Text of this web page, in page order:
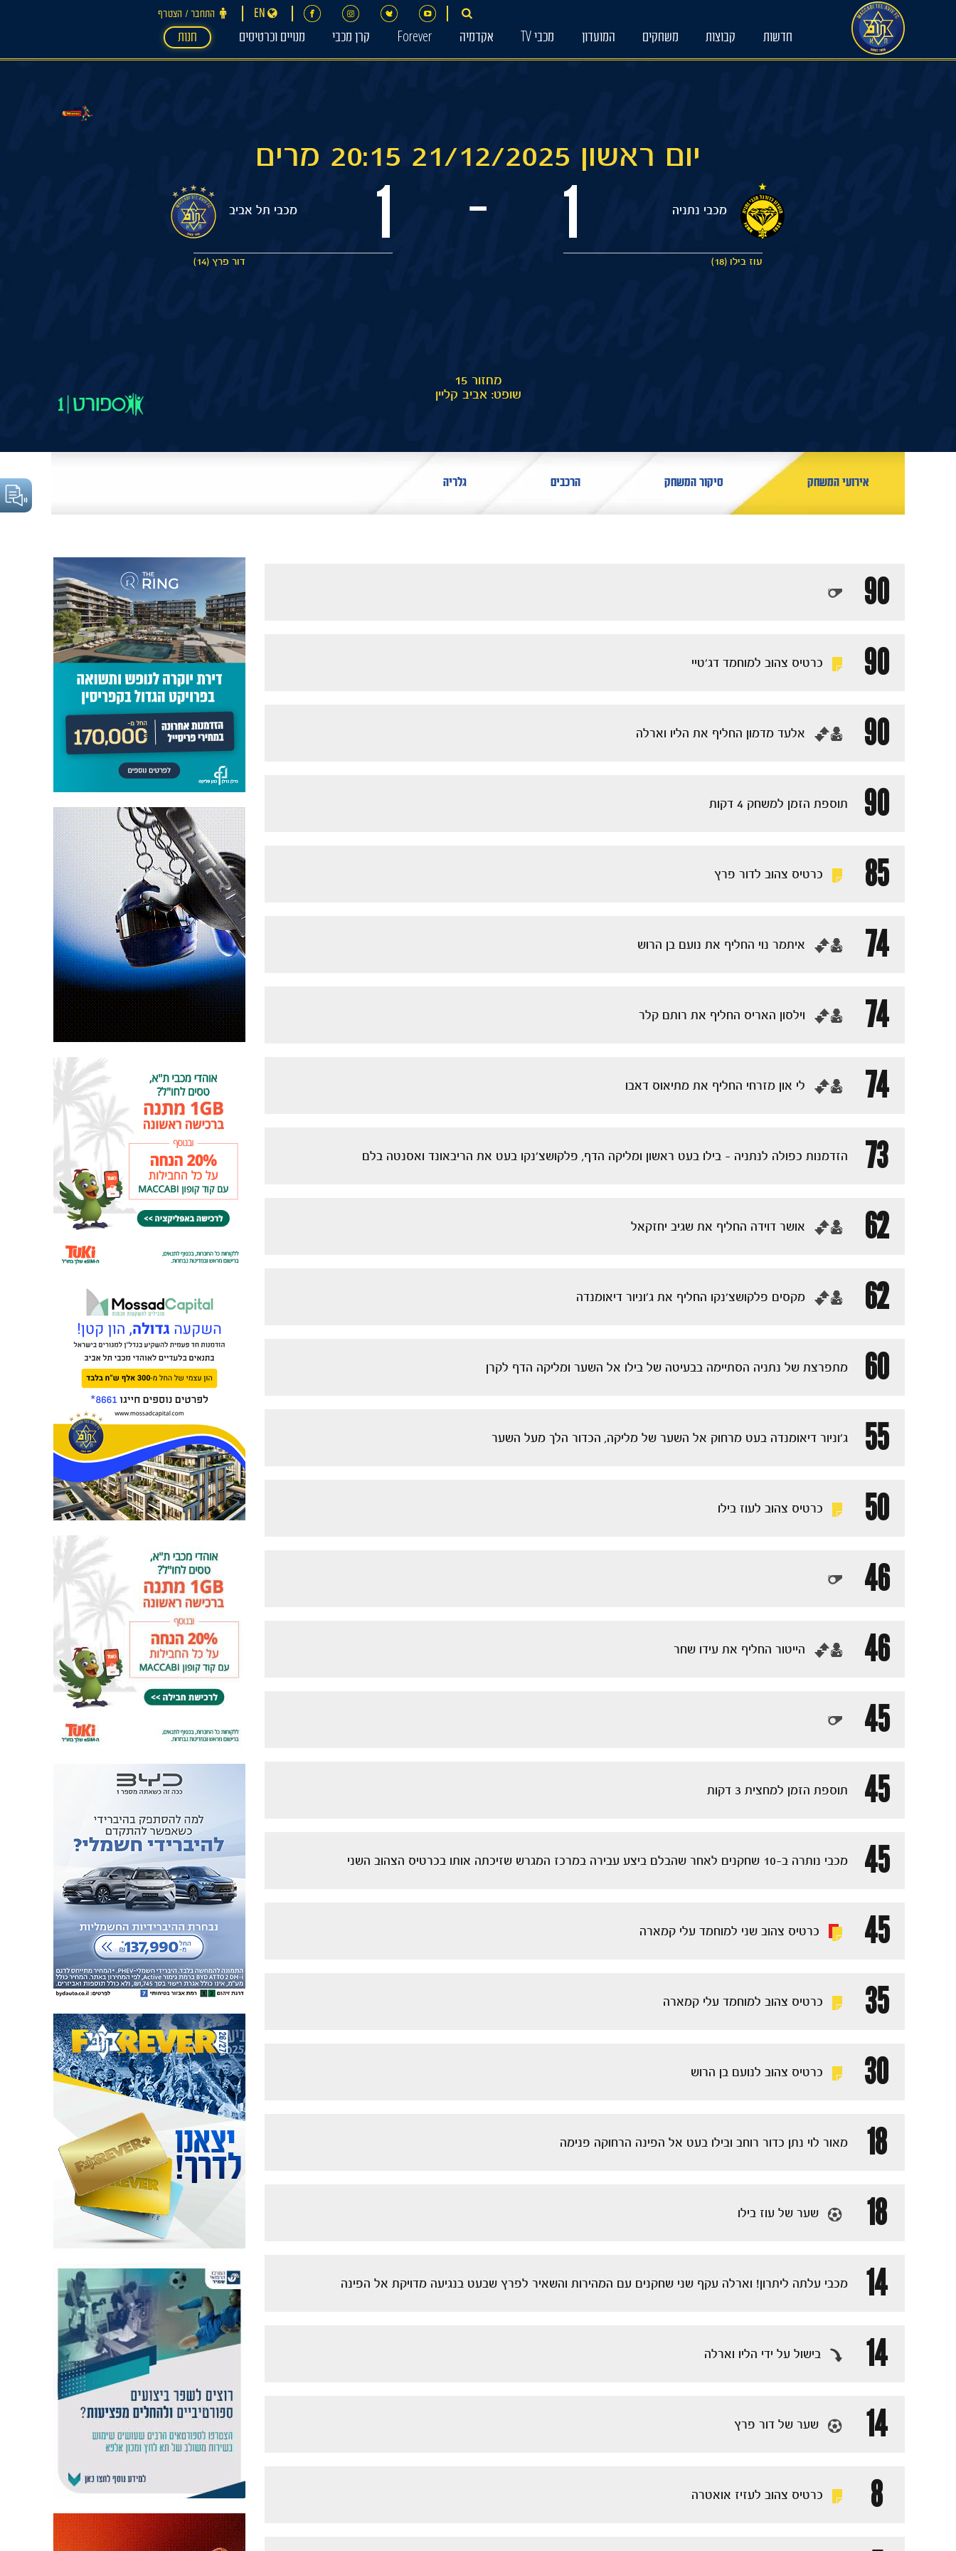
התחבר ‪/‬ הצטרף EN
חדשות קבוצות משחקים המועדון מכבי TV אקדמיה Forever קרן מכבי מנויים וכרטיסים חנות
יום ראשון 21/12/2025 20:15 מרים
מכבי תל אביב 1 מכבי נתניה 1
-
דור פרץ (14) עוז בילו (18)
מחזור 15
שופט: אביב קליין
אירועי המשחק סיקור המשחק הרכבים גלריה
90
90
כרטיס צהוב למוחמד דג'טיי
90 ‏אלעד מדמון החליף את הליו וארלה
90 תוספת הזמן למשחק 4 דקות
85 כרטיס צהוב לדור פרץ
74 ‏איתמר נוי החליף את נועם בן הרוש
74 ‏וילסון האריס החליף את רותם קלר
74 ‏לי און מזרחי החליף את מתיאוס דאבו
73 הזדמנות כפולה לנתניה - בילו בעט ראשון ומליקה הדף, פלקושצ׳נקו בעט את הריבאונד ואסנטה בלם
62 ‏אושר דוידה החליף את שגיב יחזקאל
62 ‏מקסים פלקושצ'נקו החליף את ג׳וניור דיאומנדה
60 מתפרצת של נתניה הסתיימה בבעיטה של בילו אל השער ומליקה הדף לקרן
55 ג׳וניור דיאומנדה בעט מרחוק אל השער של מליקה, הכדור הלך מעל השער
50 כרטיס צהוב לעוז בילו
46
46
‏הייטור החליף את עידו שחר
45
45
תוספת הזמן למחצית 3 דקות
45 מכבי נותרה ב-10 שחקנים לאחר שהבלם ביצע עבירה במרכז המגרש שזיכתה אותו בכרטיס הצהוב השני
45 כרטיס צהוב שני למוחמד עלי קמארה
35 כרטיס צהוב למוחמד עלי קמארה
30 כרטיס צהוב לנועם בן הרוש
18 מאור לוי נתן כדור רוחב ובילו בעט אל הפינה הרחוקה פנימה
18 שער של עוז בילו
14 מכבי עלתה ליתרון! וארלה עקף שני שחקנים עם המהירות והשאיר לפרץ שבעט בנגיעה מדויקת אל הפינה
14 בישול על ידי הליו וארלה
14 שער של דור פרץ
8 כרטיס צהוב לעזיז אואטרה